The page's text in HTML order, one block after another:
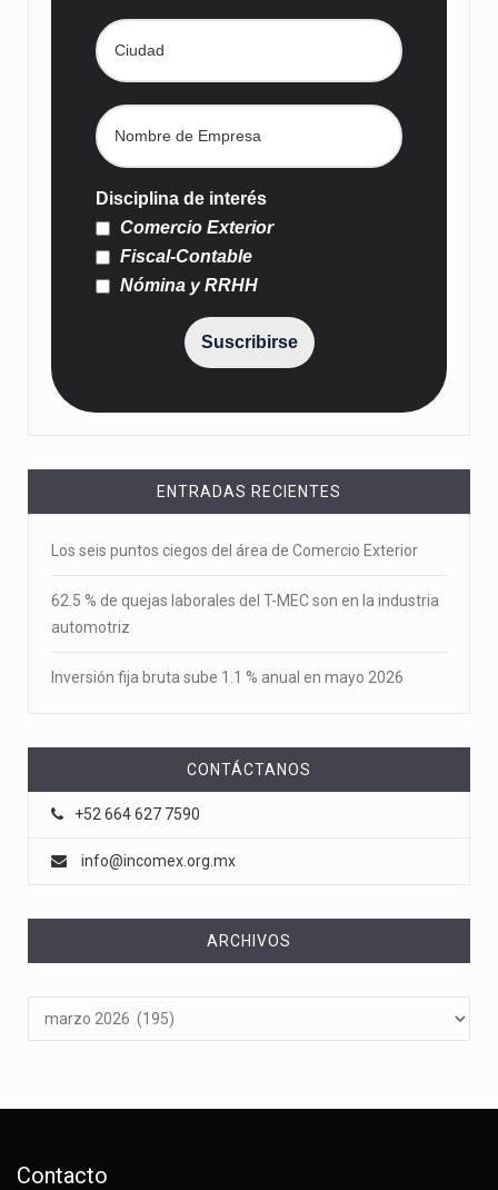
Disciplina de interés
Comercio Exterior
Fiscal-Contable
Nómina y RRHH
Suscribirse
ENTRADAS RECIENTES
Los seis puntos ciegos del área de Comercio Exterior
62.5 % de quejas laborales del T-MEC son en la industria
automotriz
Inversión fija bruta sube 1.1 % anual en mayo 2026
CONTÁCTANOS
+52 664 627 7590
info@incomex.org.mx
ARCHIVOS
Contacto